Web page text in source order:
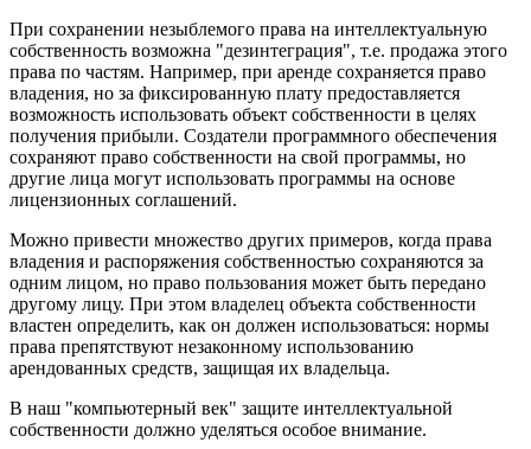
При сохранении незыблемого права на интеллектуальную
собственность возможна "дезинтеграция", т.е. продажа этого
права по частям. Например, при аренде сохраняется право
владения, но за фиксированную плату предоставляется
возможность использовать объект собственности в целях
получения прибыли. Создатели программного обеспечения
сохраняют право собственности на свой программы, но
другие лица могут использовать программы на основе
лицензионных соглашений.
Можно привести множество других примеров, когда права
владения и распоряжения собственностью сохраняются за
одним лицом, но право пользования может быть передано
другому лицу. При этом владелец объекта собственности
властен определить, как он должен использоваться: нормы
права препятствуют незаконному использованию
арендованных средств, защищая их владельца.
В наш "компьютерный век" защите интеллектуальной
собственности должно уделяться особое внимание.